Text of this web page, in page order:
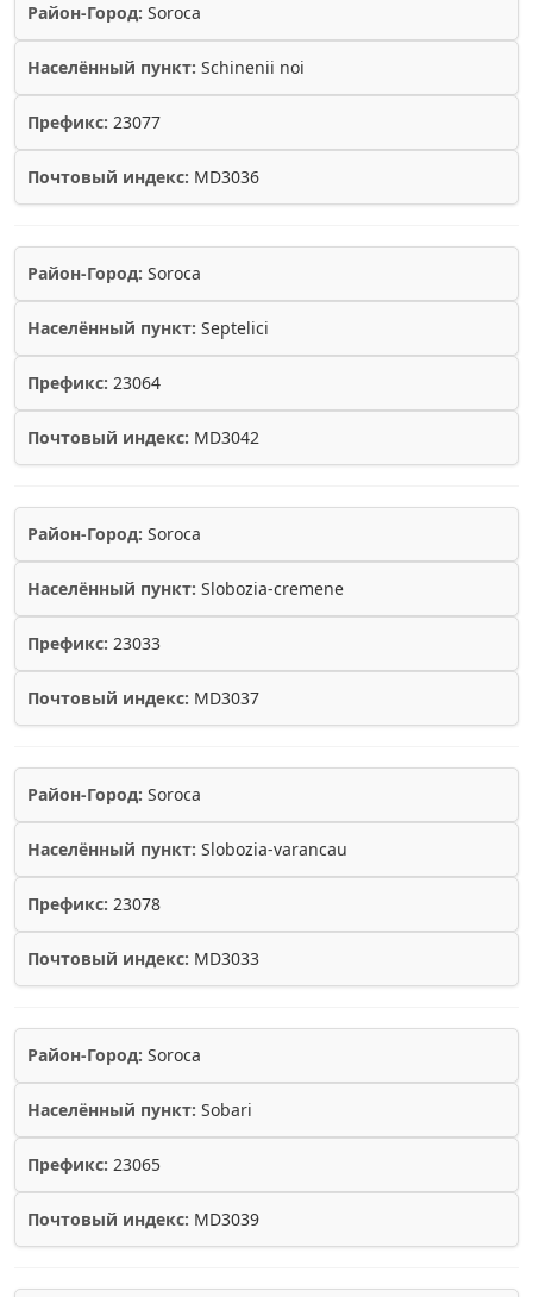
Район-Город: Soroca
Населённый пункт: Schinenii noi
Префикс: 23077
Почтовый индекс: MD3036
Район-Город: Soroca
Населённый пункт: Septelici
Префикс: 23064
Почтовый индекс: MD3042
Район-Город: Soroca
Населённый пункт: Slobozia-cremene
Префикс: 23033
Почтовый индекс: MD3037
Район-Город: Soroca
Населённый пункт: Slobozia-varancau
Префикс: 23078
Почтовый индекс: MD3033
Район-Город: Soroca
Населённый пункт: Sobari
Префикс: 23065
Почтовый индекс: MD3039